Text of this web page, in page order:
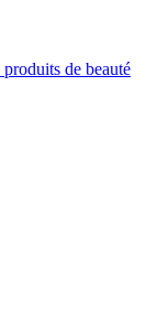
de beauté